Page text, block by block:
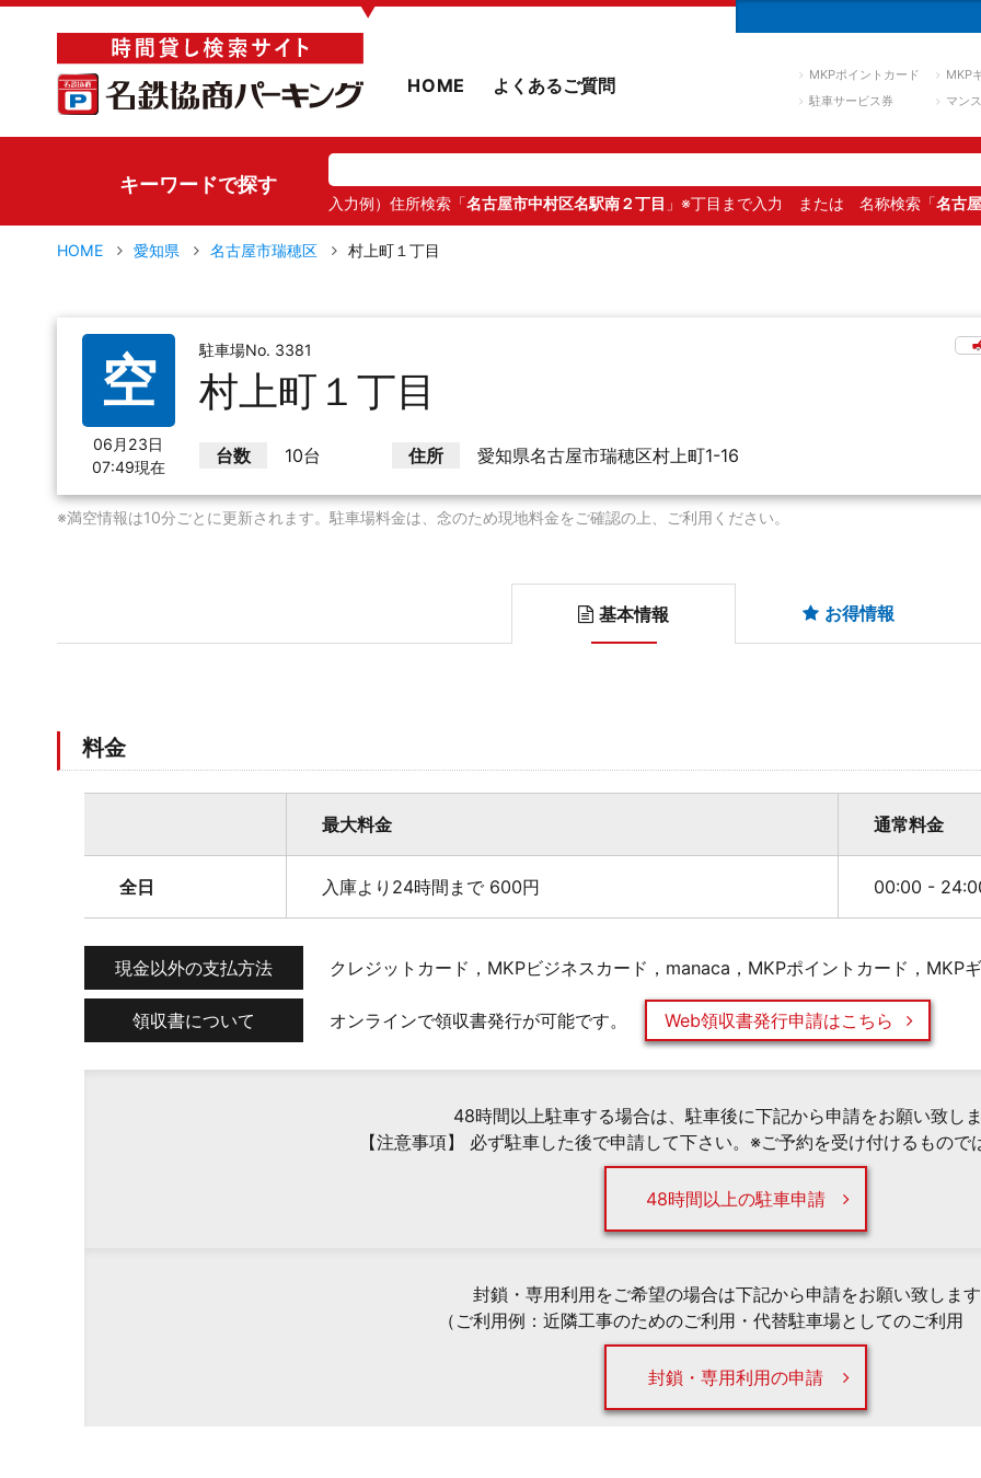
▼
HOME よくあるご質問 MKPポイントカード
MKP
駐車サービス券
マン
キーワードで探す
入力例）住所検索「名古屋市中村区名駅南２丁目 」※丁目まで入力 または 名称検索「名古
HOME 愛知県 名古屋市瑞穂区 村上町１丁目
空
06月23日
07:49現在
駐車場No. 3381
村上町１丁目
台数 10台 住所 愛知県名古屋市瑞穂区村上町1-16
※満空情報は10分ごとに更新されます。駐車場料金は、念のため現地料金をご確認の上、ご利用ください。
基本情報 お得情報
料金
最大料金 通常料金
全日 入庫より24時間まで 600円 00:00 -
現金以外の支払方法 クレジットカード，MKPビジネスカード，manaca，MKPポイントカード，MKP
領収書について オンラインで領収書発行が可能です。 Web領収書発行申請はこちら
48時間以上駐車する場合は、駐車後に下記から申請をお願い致し
【注意事項】 必ず駐車した後で申請して下さい。※ご予約を受け付けるもので
48時間以上の駐車申請
封鎖・専用利用をご希望の場合は下記から申請をお願い致しま
（ご利用例：近隣工事のためのご利用・代替駐車場としてのご利用
封鎖・専用利用の申請